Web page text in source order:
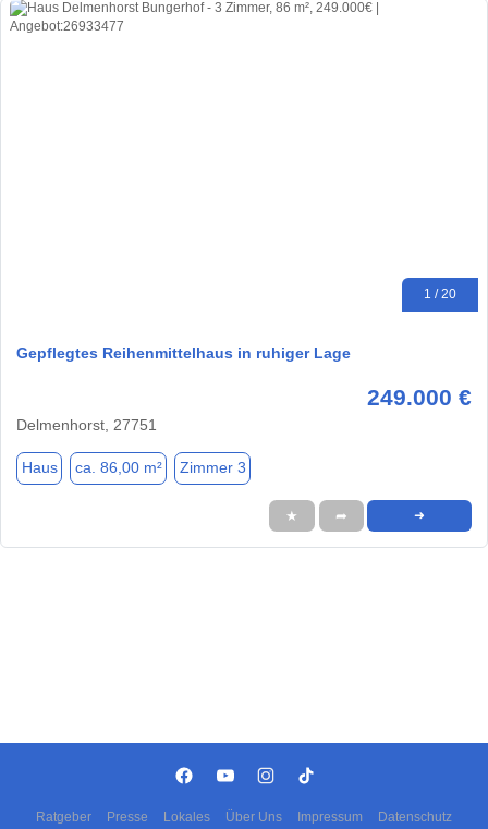
1 / 20
Gepflegtes Reihenmittelhaus in ruhiger Lage
249.000 €
Delmenhorst, 27751
Haus ca. 86,00 m² Zimmer 3
★ ➦ ➜
Ratgeber Presse Lokales Über Uns Impressum Datenschutz